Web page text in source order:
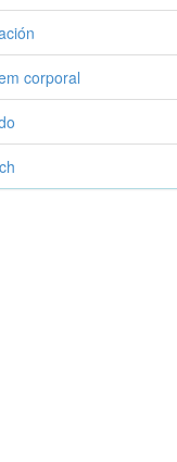
corporal